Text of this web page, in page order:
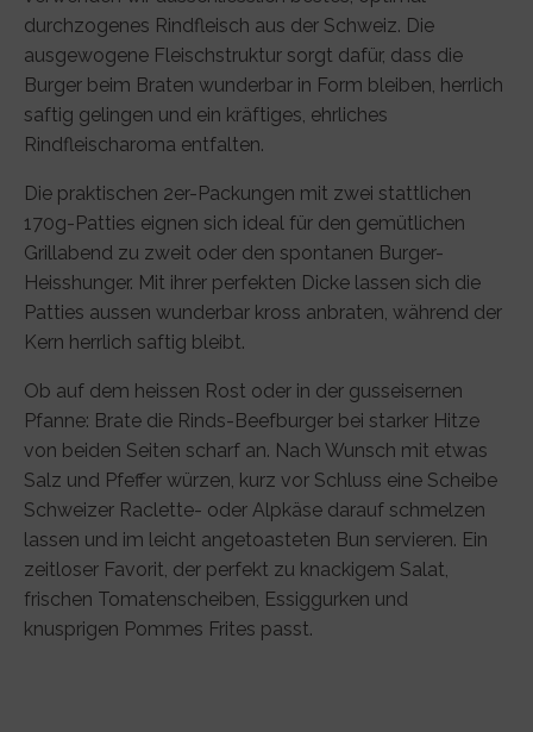
durchzogenes Rindfleisch aus der Schweiz. Die
ausgewogene Fleischstruktur sorgt dafür, dass die
Burger beim Braten wunderbar in Form bleiben, herrlich
saftig gelingen und ein kräftiges, ehrliches
Rindfleischaroma entfalten.
Die praktischen 2er-Packungen mit zwei stattlichen
170g-Patties eignen sich ideal für den gemütlichen
Grillabend zu zweit oder den spontanen Burger-
Heisshunger. Mit ihrer perfekten Dicke lassen sich die
Patties aussen wunderbar kross anbraten, während der
Kern herrlich saftig bleibt.
Ob auf dem heissen Rost oder in der gusseisernen
Pfanne: Brate die Rinds-Beefburger bei starker Hitze
von beiden Seiten scharf an. Nach Wunsch mit etwas
Salz und Pfeffer würzen, kurz vor Schluss eine Scheibe
Schweizer Raclette- oder Alpkäse darauf schmelzen
lassen und im leicht angetoasteten Bun servieren. Ein
zeitloser Favorit, der perfekt zu knackigem Salat,
frischen Tomatenscheiben, Essiggurken und
knusprigen Pommes Frites passt.